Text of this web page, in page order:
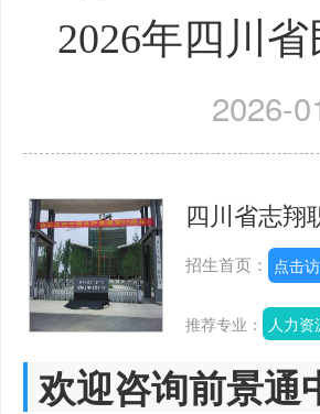
2026年四川
2026-
四川省志翔
招生首页： 点击
推荐专业： 人力资
欢迎咨询前景通